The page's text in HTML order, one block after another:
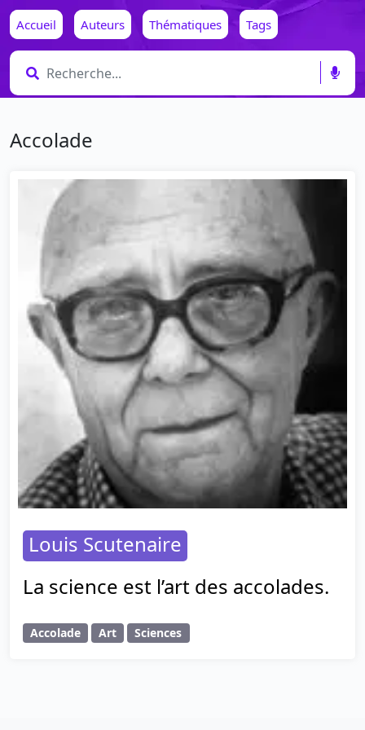
Accueil Auteurs Thématiques Tags
Accolade
Louis Scutenaire
La science est l’art des accolades.
Accolade Art Sciences